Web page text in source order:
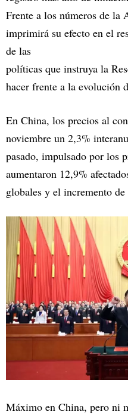
Frente a los números de la
imprimirá su efecto en el
de las
políticas que instruya la
hacer frente a la evolución
En China, los precios al
noviembre un 2,3%
pasado, impulsado por los
aumentaron 12,9%
globales y el incremento de
Máximo en China, pero ni